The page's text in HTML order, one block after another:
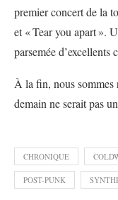
premier concert de la
et «Tear you apart».
parsemée d’excellents
À la fin, nous sommes
demain ne serait pas
CHRONIQUE
POST-PUNK